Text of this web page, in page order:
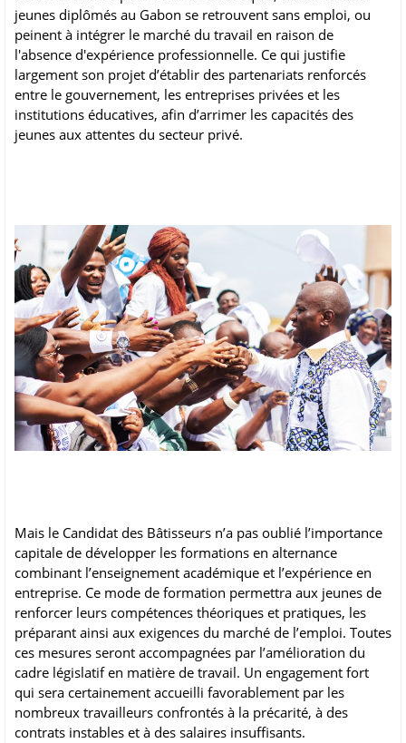
jeunes diplômés au Gabon se retrouvent sans emploi, ou
peinent à intégrer le marché du travail en raison de
l'absence d'expérience professionnelle. Ce qui justifie
largement son projet d’établir des partenariats renforcés
entre le gouvernement, les entreprises privées et les
institutions éducatives, afin d’arrimer les capacités des
jeunes aux attentes du secteur privé.
Mais le Candidat des Bâtisseurs n’a pas oublié l’importance
capitale de développer les formations en alternance
combinant l’enseignement académique et l’expérience en
entreprise. Ce mode de formation permettra aux jeunes de
renforcer leurs compétences théoriques et pratiques, les
préparant ainsi aux exigences du marché de l’emploi. Toutes
ces mesures seront accompagnées par l’amélioration du
cadre législatif en matière de travail. Un engagement fort
qui sera certainement accueilli favorablement par les
nombreux travailleurs confrontés à la précarité, à des
contrats instables et à des salaires insuffisants.